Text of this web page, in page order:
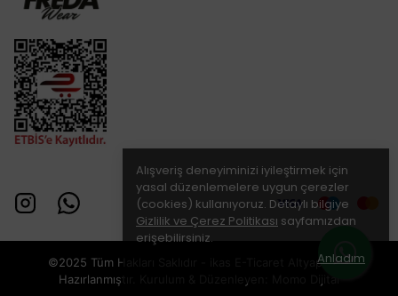
Alışveriş deneyiminizi iyileştirmek için
yasal düzenlemelere uygun çerezler
(cookies) kullanıyoruz. Detaylı bilgiye
Gizlilik ve Çerez Politikası sayfamızdan
erişebilirsiniz.
Anladım
©2025 Tüm Hakları Saklıdır - ikas E-Ticaret
Altyapısı ile
Hazırlanmıştır. Kurulum & Düzenleyen: